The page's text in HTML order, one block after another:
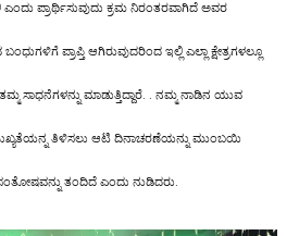
ಪ್ರಾರ್ಥಿಸುವುದು ಕ್ರಮ ನಿರಂತರವಾಗಿದೆ ಅವರ
ಪ್ರಾಪ್ತಿ ಆಗಿರುವುದರಿಂದ ಇಲ್ಲಿ ಎಲ್ಲಾ ಕ್ಷೇತ್ರಗಳಲ್ಲೂ
ಸಾಧನೆಗಳನ್ನು ಮಾಡುತ್ತಿದ್ದಾರೆ. . ನಮ್ಮ ನಾಡಿನ ಯುವ
ತಿಳಿಸಲು ಆಟಿ ದಿನಾಚರಣೆಯನ್ನು ಮುಂಬಯಿ
ತಂದಿದೆ ಎಂದು ನುಡಿದರು.